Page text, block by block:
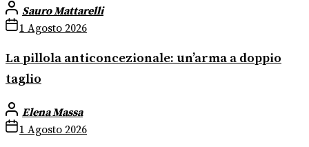
Sauro Mattarelli
1 Agosto 2026
La pillola anticoncezionale: un’arma a doppio
taglio
Elena Massa
1 Agosto 2026